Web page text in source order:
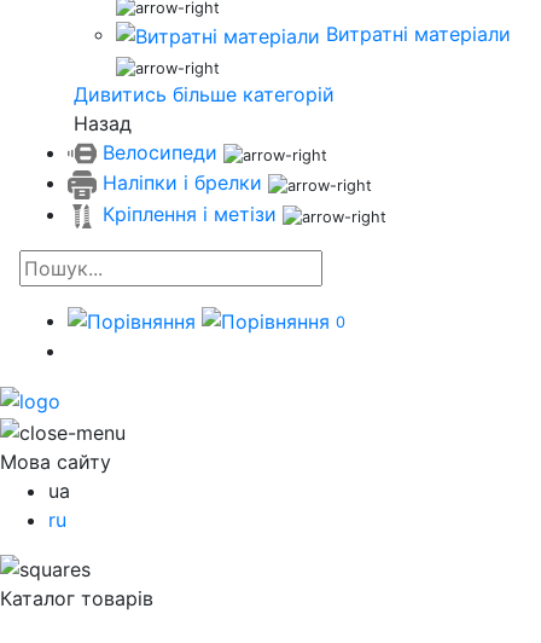
Витратні матеріали
Дивитись більше категорій
Назад
Велосипеди
Наліпки і брелки
Кріплення і метізи
0
Мова сайту
ua
ru
Каталог товарів